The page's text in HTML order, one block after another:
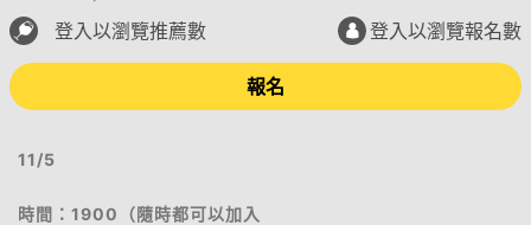
登入以瀏覽推薦數 登入以瀏覽報名數
報名
11/5
時間：1900（隨時都可以加入